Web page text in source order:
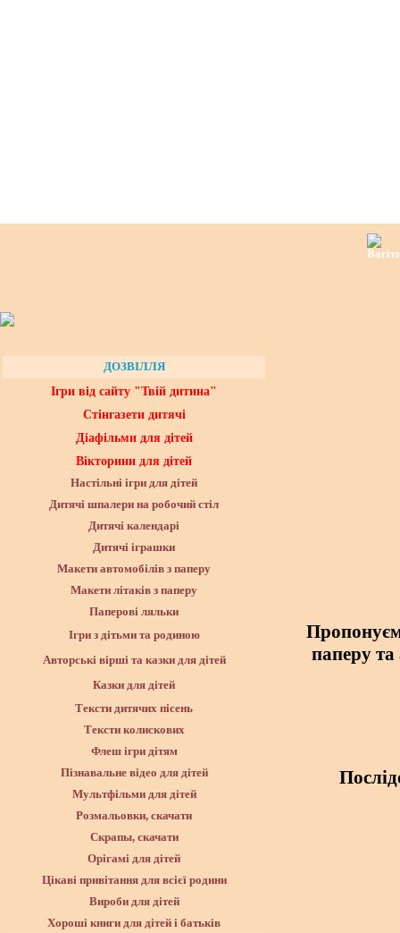
ДОЗВІЛЛЯ
Ігри від сайту "Твій дитина"
Стінгазети дитячі
Діафільми для дітей
Вікторини для дітей
Настільні ігри для дітей
Дитячі шпалери на робочий стіл
Дитячі календарі
Дитячі іграшки
Макети автомобілів з паперу
Макети літаків з паперу
Паперові ляльки
Ігри з дітьми та родиною
Авторські вірші та казки для дітей
Казки для дітей
Тексти дитячих пісень
Тексти колискових
Флеш ігри дітям
Пізнавальне відео для дітей
Мультфільми для дітей
Розмальовки, скачати
Скрапы, скачати
Орігамі для дітей
Цікаві привітання для всієї родини
Вироби для дітей
Хороші книги для дітей і батьків
паперу